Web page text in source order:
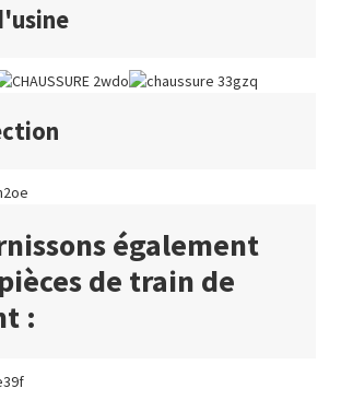
également
de train de
: